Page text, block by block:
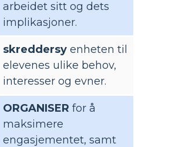
arbeidet sitt og dets
implikasjoner.
skreddersy enheten til
elevenes ulike behov,
interesser og evner.
ORGANISER for å
maksimere
engasjementet, samt